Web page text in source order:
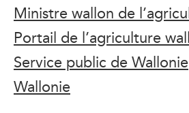
Ministre wallon de
Portail de l’agriculture
Service public de Wallonie
Wallonie